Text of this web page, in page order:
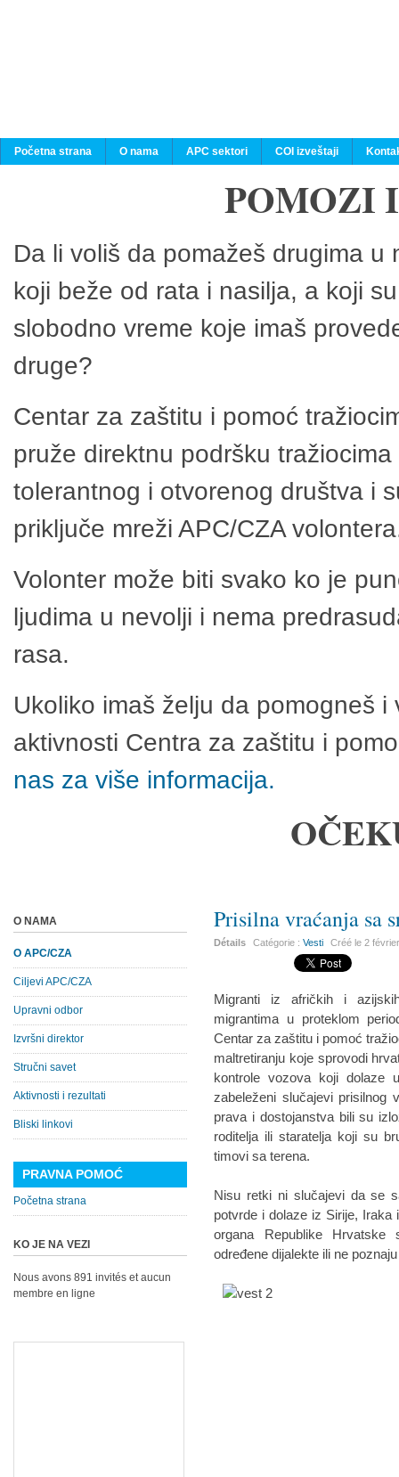
Početna strana O nama APC sektori COI izveštaji
POMOZI
Da li voliš da pomažeš drugima
koji beže od rata i nasilja, a koji
slobodno vreme koje imaš
druge?
Centar za zaštitu i pomoć
pruže direktnu podršku
tolerantnog i otvorenog društva i
priključe mreži APC/CZA
Volonter može biti svako ko je
ljudima u nevolji i nema
rasa.
Ukoliko imaš želju da pomogneš
aktivnosti Centra za zaštitu i
nas za više informacija.
Prisilna vraćanja sa
Détails Catégorie :Vesti Créé le2
Migranti iz afričkih i
migrantima u proteklom
Centar za zaštitu i pomoć
maltretiranju koje sprovodi
kontrole vozova koji
zabeleženi slučajevi prisilnog
prava i dostojanstva bili su
roditelja ili staratelja koji su
timovi sa terena.
Nisu retki ni slučajevi da se
potvrde i dolaze iz Sirije, Iraka
organa Republike Hrvatske
određene dijalekte ili ne
O NAMA
O APC/CZA
Ciljevi APC/CZA
Upravni odbor
Izvršni direktor
Stručni savet
Aktivnosti i rezultati
Bliski linkovi
PRAVNA POMOĆ
Početna strana
KO JE NA VEZI
Nous avons 891 invités et aucun
membre en ligne